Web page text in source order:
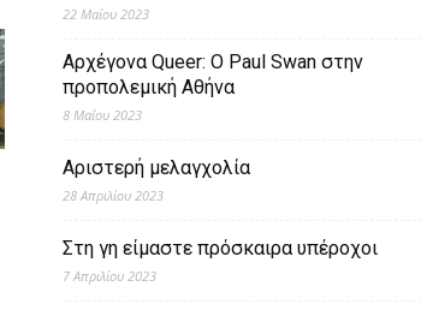
22 Μαΐου 2023
Αρχέγονα Queer: O Paul Swan στην
προπολεμική Αθήνα
8 Μαΐου 2023
Αριστερή μελαγχολία
28 Απριλίου 2023
Στη γη είμαστε πρόσκαιρα υπέροχοι
7 Απριλίου 2023